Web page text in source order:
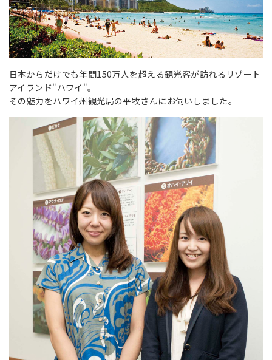
日本からだけでも年間150万人を超える観光客が訪れるリゾート
アイランド"ハワイ"。
その魅力をハワイ州観光局の平牧さんにお伺いしました。